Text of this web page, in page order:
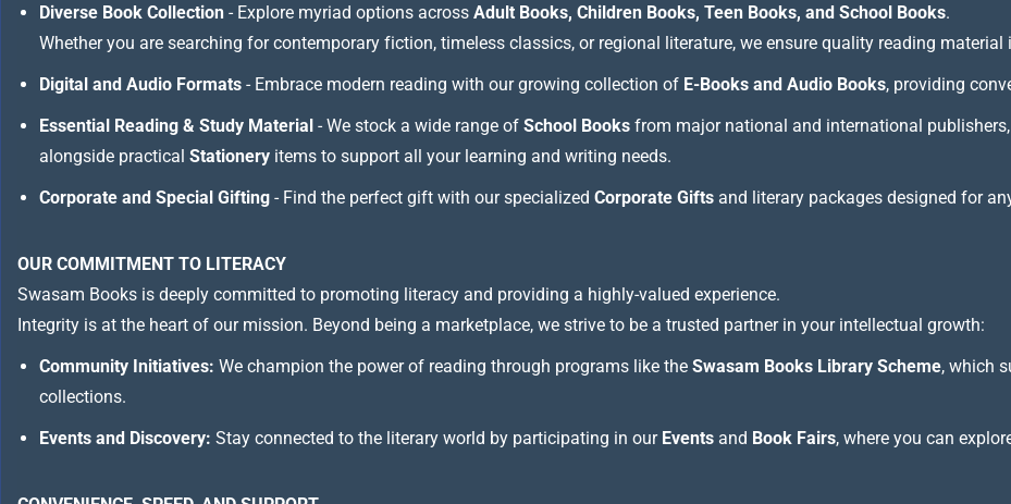
Diverse Book Collection - Explore myriad options across Adult Books, Children Books, Teen Books, and School Books.
Whether you are searching for contemporary fiction, timeless classics, or regional literature, we ensure quality reading material
Digital and Audio Formats - Embrace modern reading with our growing collection of E-Books and Audio Books, providing
Essential Reading & Study Material - We stock a wide range of School Books from major national and international publishers,
alongside practical Stationery items to support all your learning and writing needs.
Corporate and Special Gifting - Find the perfect gift with our specialized Corporate Gifts and literary packages designed for
OUR COMMITMENT TO LITERACY
Swasam Books is deeply committed to promoting literacy and providing a highly-valued experience.
Integrity is at the heart of our mission. Beyond being a marketplace, we strive to be a trusted partner in your intellectual growth:
Community Initiatives: We champion the power of reading through programs like the Swasam Books Library Scheme, which
collections.
Events and Discovery: Stay connected to the literary world by participating in our Events and Book Fairs, where you can